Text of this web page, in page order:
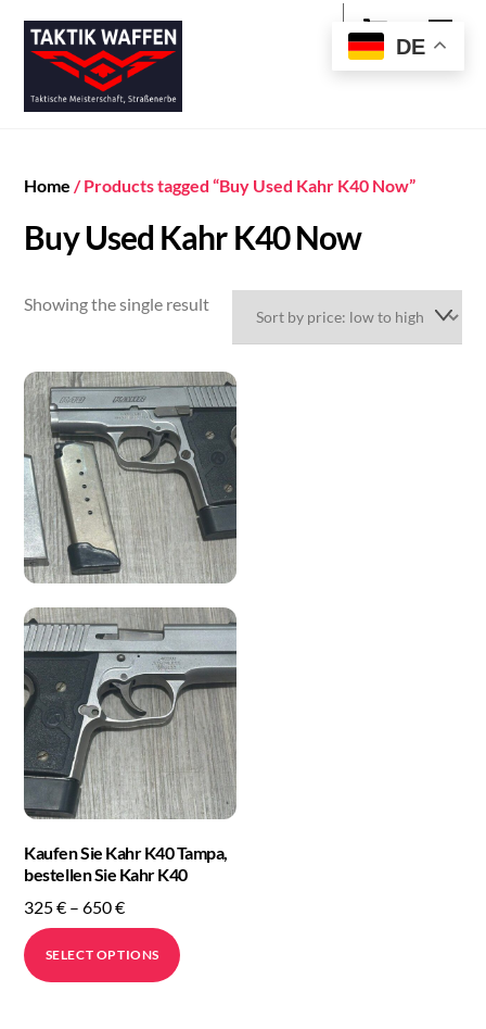
content
Cart
Home / Products tagged “Buy Used Kahr K40 Now”
Buy Used Kahr K40 Now
Showing the single result
Kaufen Sie Kahr K40 Tampa,
bestellen Sie Kahr K40
325€ – 650€Price
range:
325 €
SELECT OPTIONS
product
DE